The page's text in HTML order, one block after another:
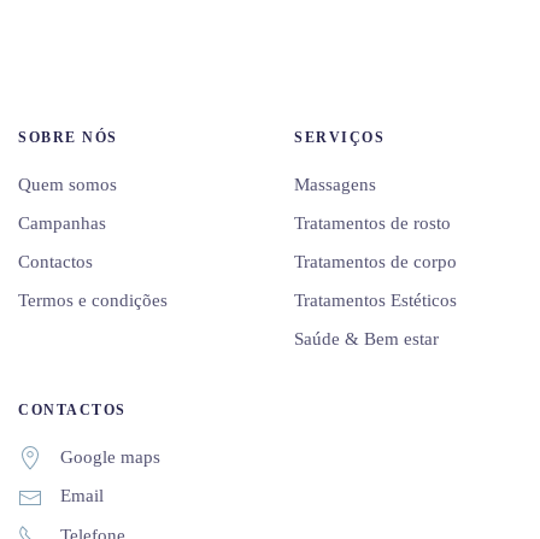
SOBRE NÓS
Quem somos
Campanhas
Contactos
Termos e condições
SERVIÇOS
Massagens
Tratamentos de rosto
Tratamentos de corpo
Tratamentos Estéticos
Saúde & Bem estar
CONTACTOS
Google maps
Email